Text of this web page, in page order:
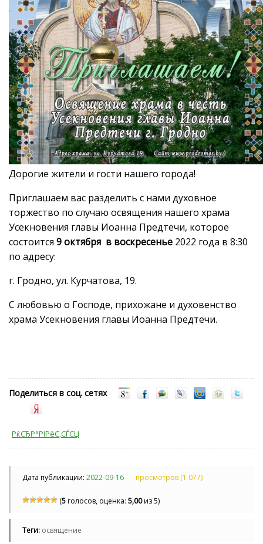
Дорогие жители и гости нашего города!
Приглашаем вас разделить с нами духовное
торжество по случаю освящения нашего храма
Усекновения главы Иоанна Предтечи, которое
состоится 9 октября в воскресенье 2022 года в 8:30
по адресу:
г. Гродно, ул. Курчатова, 19.
С любовью о Господе, прихожане и духовенство
храма Усекновения главы Иоанна Предтечи.
Поделиться в соц. сетях
РќСЂР°РІРёС‚СЃСЏ
Дата публикации: 2022-09-16 просмотров (1 077)
(5голосов, оценка: 5,00из 5)
Теги: освящение